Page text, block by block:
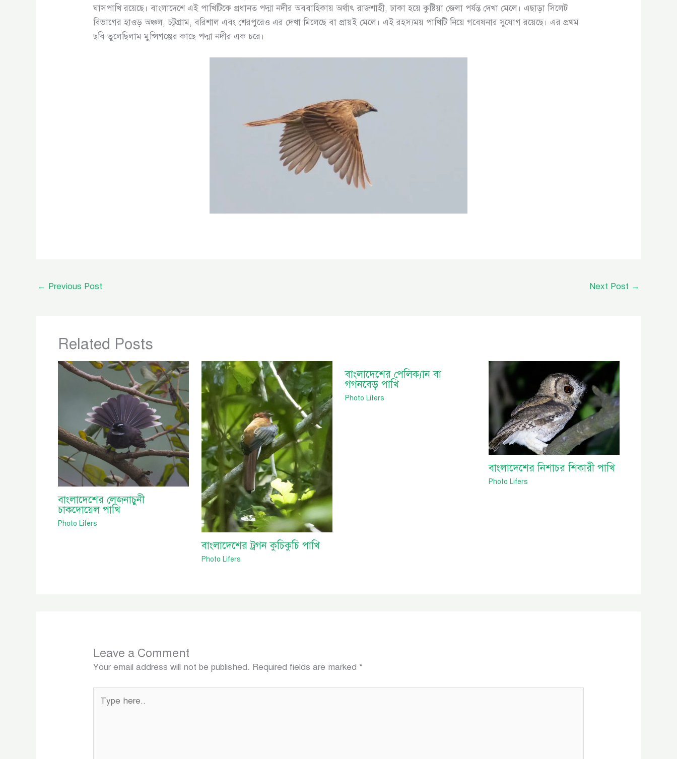
ঘাসপাখি রয়েছে। বাংলাদেশে এই পাখিটিকে প্রধানত পদ্মা নদীর অববাহিকায় অর্থাৎ রাজশাহী, ঢাকা হয়ে কুষ্টিয়া জেলা পর্যন্ত দেখা মেলে। এছাড়া সিলেট
বিভাগের হাওড় অঞ্চল, চট্বগ্রাম, বরিশাল এবং শেরপুরেও এর দেখা মিলেছে বা প্রায়ই মেলে। এই রহস্যময় পাখিটি নিয়ে গবেষনার সুযোগ রয়েছে। এর প্রথম
ছবি তুলেছিলাম মুন্সিগঞ্জের কাছে পদ্মা নদীর এক চরে।
← Previous Post Next Post →
Related Posts
বাংলাদেশের লেজনাচুনী
চাকদোয়েল পাখি
Photo Lifers
বাংলাদেশের ট্রগন কুচিকুচি পাখি
Photo Lifers
বাংলাদেশের পেলিক্যান বা
গগনবেড় পাখি
Photo Lifers
বাংলাদেশের নিশাচর শিকারী পাখি
Photo Lifers
Leave a Comment
Your email address will not be published. Required fields are marked *
here..